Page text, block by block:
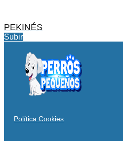
PEKINÉS
Subir
Política Cookies